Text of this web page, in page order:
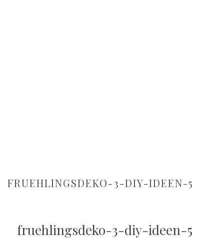
FRUEHLINGSDEKO-3-DIY-IDEEN-5
fruehlingsdeko-3-diy-ideen-5